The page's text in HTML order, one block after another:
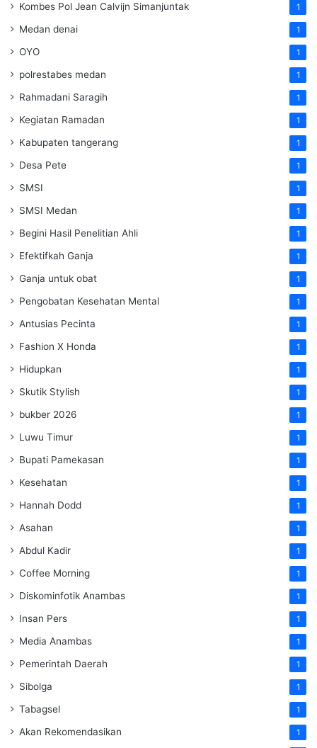
Kombes Pol Jean Calvijn Simanjuntak 1
Medan denai 1
OYO 1
polrestabes medan 1
Rahmadani Saragih 1
Kegiatan Ramadan 1
Kabupaten tangerang 1
Desa Pete 1
SMSI 1
SMSI Medan 1
Begini Hasil Penelitian Ahli 1
Efektifkah Ganja 1
Ganja untuk obat 1
Pengobatan Kesehatan Mental 1
Antusias Pecinta 1
Fashion X Honda 1
Hidupkan 1
Skutik Stylish 1
bukber 2026 1
Luwu Timur 1
Bupati Pamekasan 1
Kesehatan 1
Hannah Dodd 1
Asahan 1
Abdul Kadir 1
Coffee Morning 1
Diskominfotik Anambas 1
Insan Pers 1
Media Anambas 1
Pemerintah Daerah 1
Sibolga 1
Tabagsel 1
Akan Rekomendasikan 1